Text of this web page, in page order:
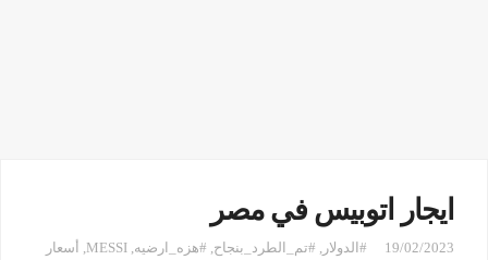
ايجار اتوبيس في مصر
19/02/2023 #الدولار , #تم_الطرد_بنجاح, #هزه_ارضيه,
MESSI
, أسعار